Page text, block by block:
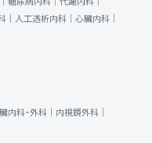
｜ 人工透析内科｜ 心臓内科｜
内科・外科｜ 内視鏡外科｜